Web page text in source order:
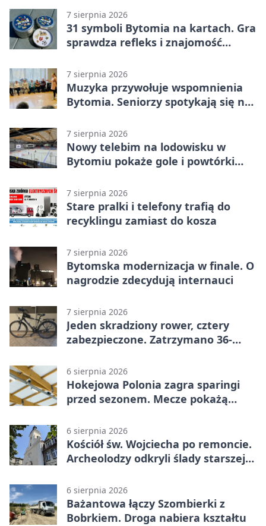
7 sierpnia 2026
31 symboli Bytomia na kartach. Gra
sprawdza refleks i znajomość
7 sierpnia 2026
Muzyka przywołuje wspomnienia
Bytomia. Seniorzy spotykają się na
7 sierpnia 2026
Nowy telebim na lodowisku w
Bytomiu pokaże gole i powtórki
7 sierpnia 2026
Stare pralki i telefony trafią do
recyklingu zamiast do kosza
7 sierpnia 2026
Bytomska modernizacja w finale. O
nagrodzie zdecydują internauci
7 sierpnia 2026
Jeden skradziony rower, cztery
zabezpieczone. Zatrzymano 36-
6 sierpnia 2026
Hokejowa Polonia zagra sparingi
przed sezonem. Mecze pokażą
6 sierpnia 2026
Kościół św. Wojciecha po remoncie.
Archeolodzy odkryli ślady starszej
6 sierpnia 2026
Bażantowa łączy Szombierki z
Bobrkiem. Droga nabiera kształtu